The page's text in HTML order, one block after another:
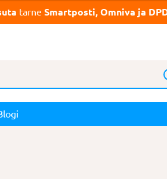
tarne Smartposti, Omniva ja